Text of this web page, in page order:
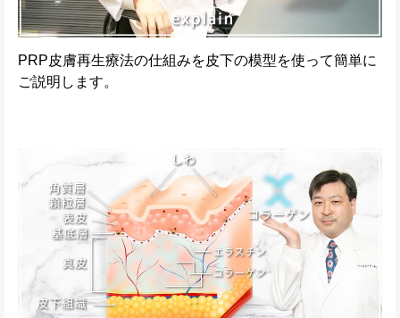
PRP皮膚再生療法の仕組みを皮下の模型を使って簡単に
ご説明します。